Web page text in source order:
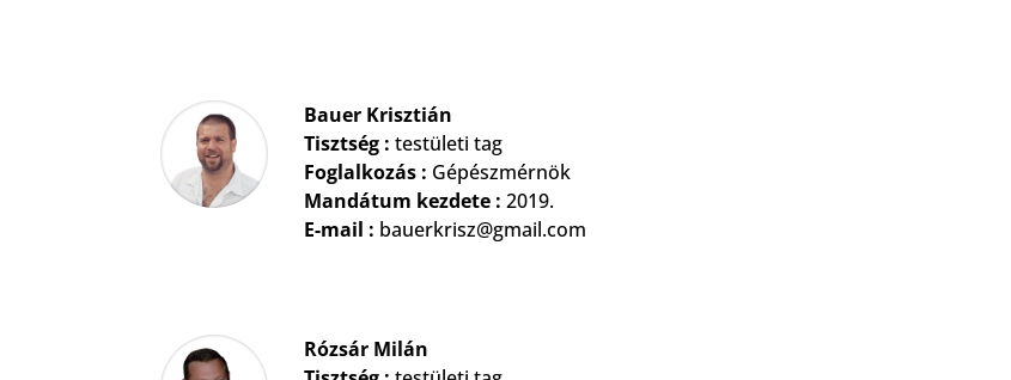
Bauer Krisztián
Tisztség :testületi tag
Foglalkozás : Gépészmérnök
Mandátum kezdete :2019.
E-mail : bauerkrisz@gmail.com
Rózsár Milán